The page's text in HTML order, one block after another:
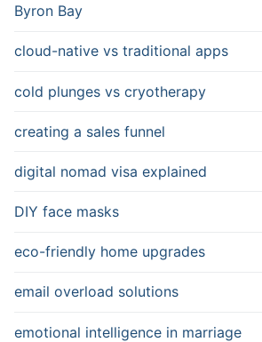
Byron Bay
cloud-native vs traditional apps
cold plunges vs cryotherapy
creating a sales funnel
digital nomad visa explained
DIY face masks
eco-friendly home upgrades
email overload solutions
emotional intelligence in marriage